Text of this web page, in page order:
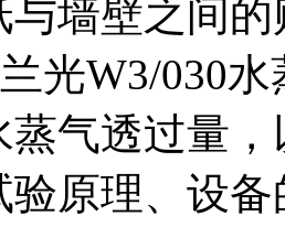
与墙壁之间
光W3/030
蒸气透过量
验原理、设